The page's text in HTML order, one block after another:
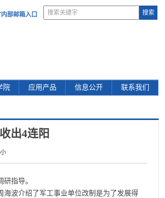
部邮箱入口
院 应用产品 信息公开 联系我们
出4连阳
小
指导。
波介绍了军工事业单位改制是为了发展得